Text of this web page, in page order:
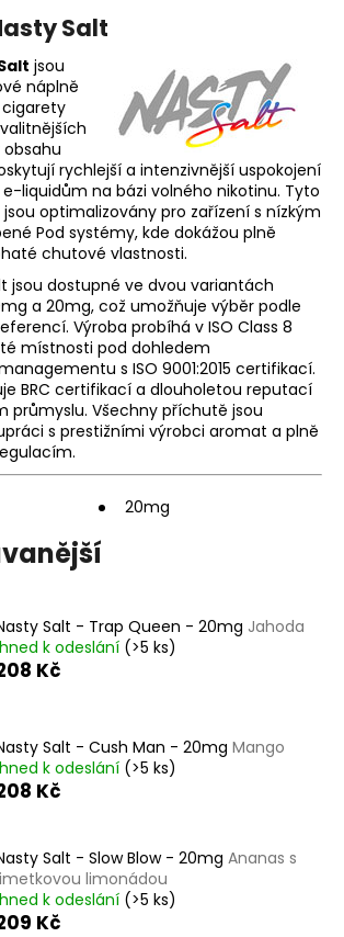
Salt
jsou
náplně
rychlejší a intenzivnější uspokojení
liquidům na bázi volného nikotinu. Tyto
optimalizovány pro zařízení s nízkým
Pod systémy, kde dokážou plně
chutové vlastnosti.
jsou dostupné ve dvou variantách
a 20mg, což umožňuje výběr podle
Výroba probíhá v ISO Class 8
místnosti pod dohledem
s ISO 9001:2015 certifikací.
BRC certifikací a dlouholetou reputací
průmyslu. Všechny příchutě jsou
s prestižními výrobci aromat a plně
20mg
Salt - Trap Queen - 20mg Jahoda
k odeslání (>5 ks)
Kč
Salt - Cush Man - 20mg Mango
k odeslání (>5 ks)
Kč
Salt - Slow Blow - 20mg Ananas s
limonádou
k odeslání (>5 ks)
Kč
HLEDAT